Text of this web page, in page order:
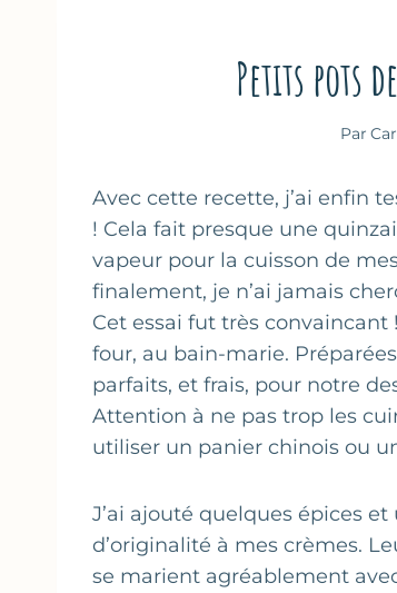
Petits pots
Par
Avec cette recette, j’ai enfin
! Cela fait presque une
vapeur pour la cuisson de
finalement, je n’ai jamais
Cet essai fut très convaincant
four, au bain-marie.
parfaits, et frais, pour notre
Attention à ne pas trop les
utiliser un panier chinois ou
J’ai ajouté quelques épices
d’originalité à mes crèmes.
se marient agréablement